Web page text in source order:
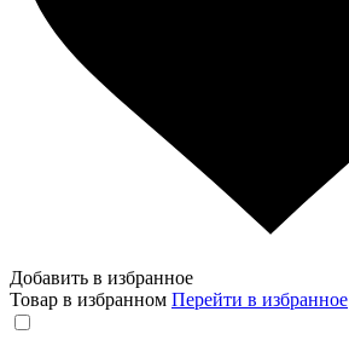
Добавить в избранное
Товар в избранном Перейти в избранное